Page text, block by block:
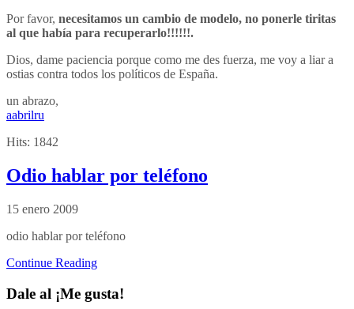
Por favor, necesitamos un cambio de modelo, no ponerle tiritas
al que había para recuperarlo!!!!!!.
Dios, dame paciencia porque como me des fuerza, me voy a liar a
ostias contra todos los políticos de España.
un abrazo,
aabrilru
Hits: 1842
Odio hablar por teléfono
15 enero 2009
odio hablar por teléfono
Continue Reading
Dale al ¡Me gusta!